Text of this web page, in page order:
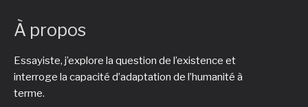
À propos
Essayiste, j’explore la question de l’existence et
interroge la capacité d’adaptation de l’humanité à
terme.